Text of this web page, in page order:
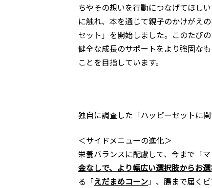
ちやその想いを行動につなげてほし
に触れ、本を通じて親子のかけがえ
セット」を開始しました。このたび
健全な成長のサポートをより強固な
ことを目指しています。
独自に調査した「ハッピーセットに
＜サイドメニューの進化＞
栄養バランスに配慮して、今まで「
金なしで、より幅広い選択肢からお
る「えだまめコーン」、腸まで届く